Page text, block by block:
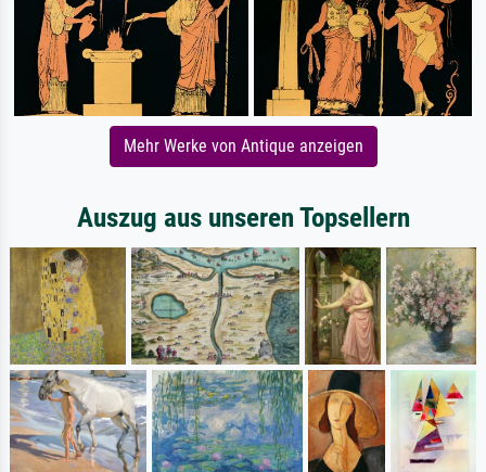
Mehr Werke von Antique anzeigen
Auszug aus unseren Topsellern